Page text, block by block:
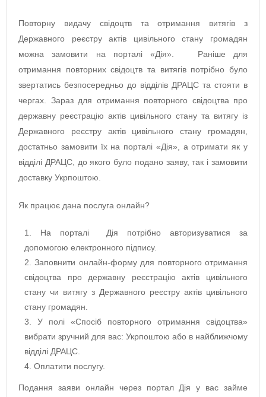
Повторну видачу свідоцтв та отримання витягів з
Державного реєстру актів цивільного стану громадян
можна замовити на порталі «Дія». Раніше для
отримання повторних свідоцтв та витягів потрібно було
звертатись безпосередньо до відділів ДРАЦС та стояти в
чергах. Зараз для отримання повторного свідоцтва про
державну реєстрацію актів цивільного стану та витягу із
Державного реєстру актів цивільного стану громадян,
достатньо замовити їх на порталі «Дія», а отримати як у
відділі ДРАЦС, до якого було подано заяву, так і замовити
доставку Укрпоштою.
Як працює дана послуга онлайн?
На порталі Дія потрібно авторизуватися за
допомогою електронного підпису.
Заповнити онлайн-форму для повторного отримання
свідоцтва про державну реєстрацію актів цивільного
стану чи витягу з Державного реєстру актів цивільного
стану громадян.
У полі «Спосіб повторного отримання свідоцтва»
вибрати зручний для вас: Укрпоштою або в найближчому
відділі ДРАЦС.
Оплатити послугу.
Подання заяви онлайн через портал Дія у вас займе